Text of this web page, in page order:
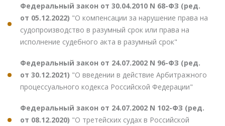
Федеральный закон от 30.04.2010 N 68-ФЗ (ред.
от 05.12.2022) "О компенсации за нарушение права на
судопроизводство в разумный срок или права на
исполнение судебного акта в разумный срок"
Федеральный закон от 24.07.2002 N 96-ФЗ (ред.
от 30.12.2021) "О введении в действие Арбитражного
процессуального кодекса Российской Федерации"
Федеральный закон от 24.07.2002 N 102-ФЗ (ред.
от 08.12.2020) "О третейских судах в Российской